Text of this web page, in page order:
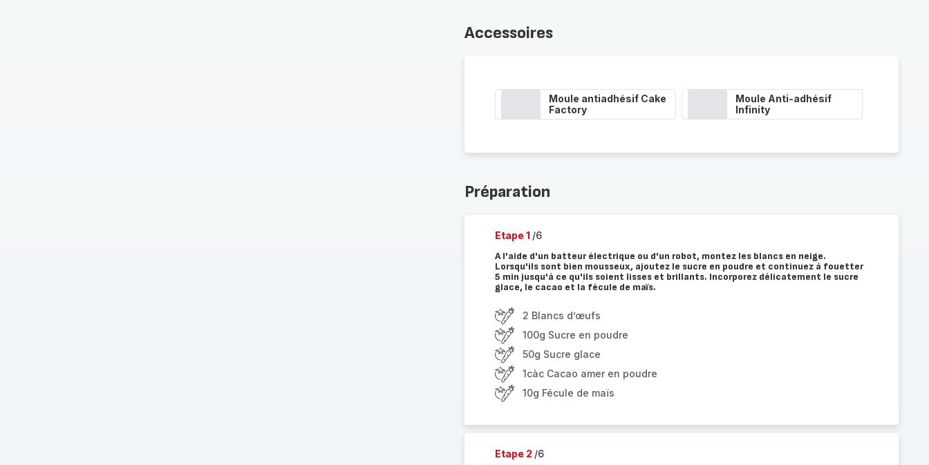
Accessoires
Moule antiadhésif Cake
Factory
Moule Anti-adhésif
Infinity
Préparation
Etape 1 /6
A l'aide d'un batteur électrique ou d'un robot, montez les blancs en neige.
Lorsqu'ils sont bien mousseux, ajoutez le sucre en poudre et continuez à fouetter
5 min jusqu'à ce qu'ils soient lisses et brillants. Incorporez délicatement le sucre
glace, le cacao et la fécule de maïs.
2 Blancs d’œufs
100g Sucre en poudre
50g Sucre glace
1càc Cacao amer en poudre
10g Fécule de maïs
Etape 2 /6